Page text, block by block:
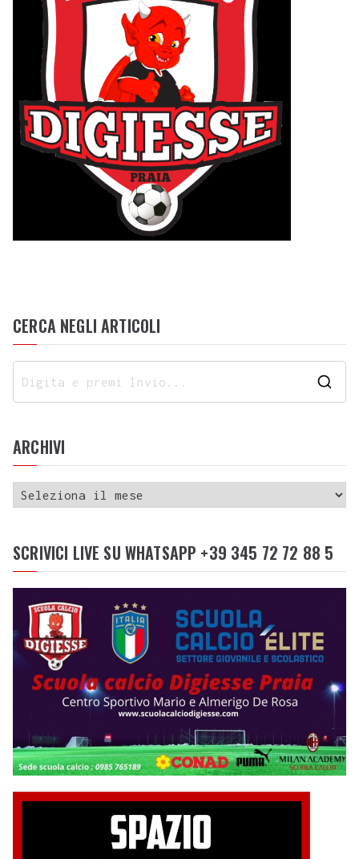
CERCA NEGLI ARTICOLI
ARCHIVI
SCRIVICI LIVE SU WHATSAPP +39 345 72 72 88 5